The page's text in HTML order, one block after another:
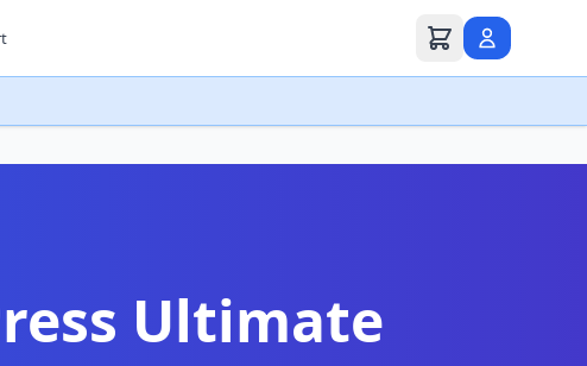
Ultimate